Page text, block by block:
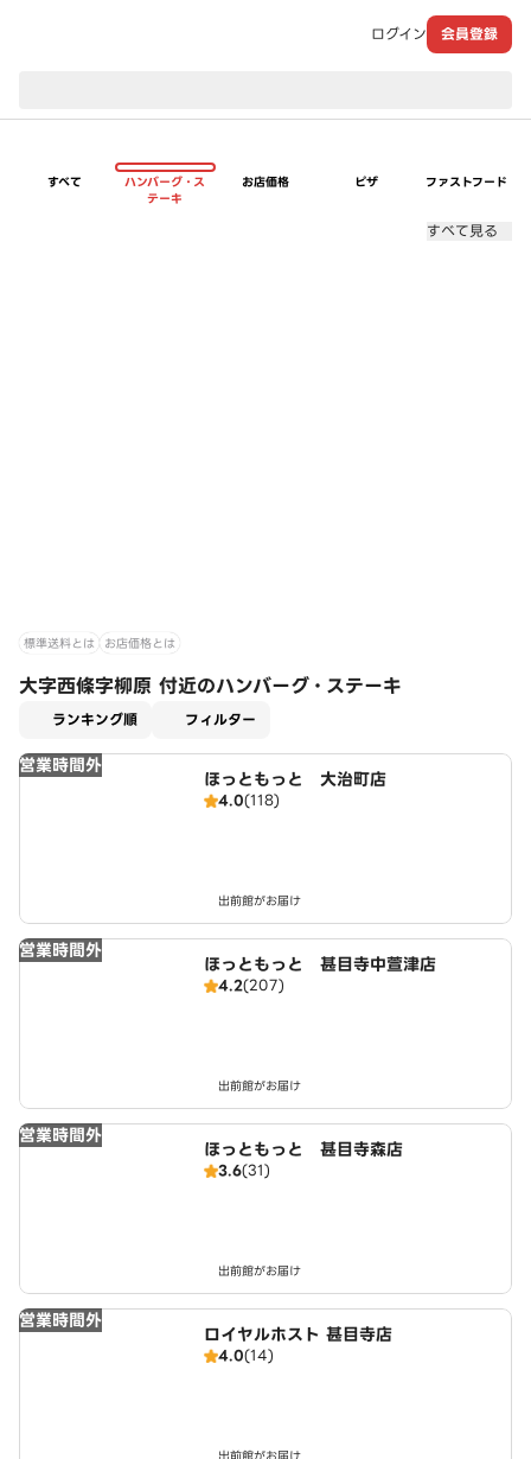
ログイン 会員登録
すべて
ハンバーグ・ス
テーキ
お店価格 ピザ ファストフード
すべて見る
標準送料とは お店価格とは
大字西條字柳原 付近のハンバーグ・ステーキ
ランキング順 フィルター
営業時間外
ほっともっと 大治町店
4.0(118)
出前館がお届け
営業時間外
ほっともっと 甚目寺中萱津店
4.2(207)
出前館がお届け
営業時間外
ほっともっと 甚目寺森店
3.6(31)
出前館がお届け
営業時間外
ロイヤルホスト 甚目寺店
4.0(14)